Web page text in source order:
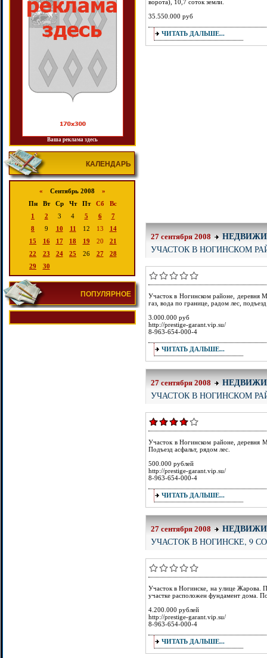
Ваша реклама здесь
КАЛЕНДАРЬ
« Сентябрь 2008 »
Пн
Вт Ср Чт Пт Сб
Вс
1
2 3 4 5 6
7
8
9 10 11 12 13
14
15
16 17 18 19 20
21
22
23 24 25 26 27
28
29
30
ПОПУЛЯРНОЕ
ворота), 10,7 соток земли.
35.550.000 руб
ЧИТАТЬ ДАЛЬШЕ...
27 сентября 2008
УЧАСТОК В НОГИНСКОМ
Участок в Ногинском районе,
газ, вода по границе, радом лес,
3.000.000 руб
http://prestige-garant.vip.su/
8-963-654-000-4
ЧИТАТЬ ДАЛЬШЕ...
27 сентября 2008
УЧАСТОК В НОГИНСКОМ
Участок в Ногинском районе,
Подъезд асфальт, рядом лес.
500.000 рублей
http://prestige-garant.vip.su/
8-963-654-000-4
ЧИТАТЬ ДАЛЬШЕ...
27 сентября 2008
УЧАСТОК В НОГИНСКЕ, 9
Участок в Ногинске, на улице Жарова.
участке расположен фундамент дома.
4.200.000 рублей
http://prestige-garant.vip.su/
8-963-654-000-4
ЧИТАТЬ ДАЛЬШЕ...